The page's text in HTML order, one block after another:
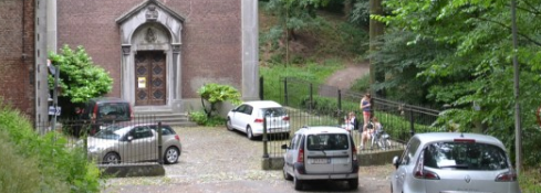
LE GR5 DE MICHEL JULIN – DE GR5
VAN MICHEL JULIN
LE GR5 DE IWAN OPRINS – DE GR5
VAN IWAN OPRINS
LE GR5 DE JEAN-YVES URBAIN – DE
QUAND LA BUSE ME MONTRE LE
CHEMIN
VIA LIMBURGICA
LIENS DE SITES